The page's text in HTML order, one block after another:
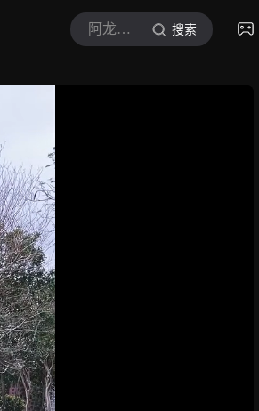
阿龙功夫健身 搜索